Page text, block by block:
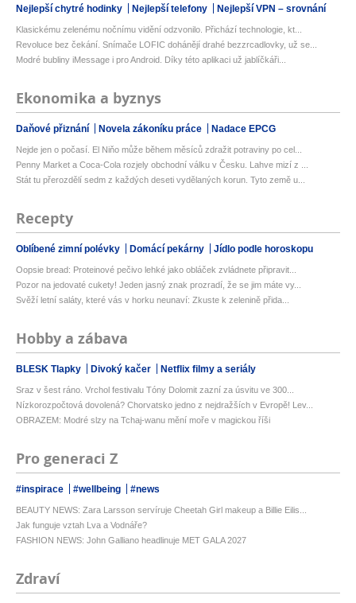
Nejlepší chytré hodinky Nejlepší telefony Nejlepší VPN – srovnání
Klasickému zelenému nočnímu vidění odzvonilo. Přichází technologie, kt...
Revoluce bez čekání. Snímače LOFIC dohánějí drahé bezzrcadlovky, už se...
Modré bubliny iMessage i pro Android. Díky této aplikaci už jablíčkáři...
Ekonomika a byznys
Daňové přiznání Novela zákoníku práce Nadace EPCG
Nejde jen o počasí. El Niňo může během měsíců zdražit potraviny po cel...
Penny Market a Coca-Cola rozjely obchodní válku v Česku. Lahve mizí z ...
Stát tu přerozdělí sedm z každých deseti vydělaných korun. Tyto země u...
Recepty
Oblíbené zimní polévky Domácí pekárny Jídlo podle horoskopu
Oopsie bread: Proteinové pečivo lehké jako obláček zvládnete připravit...
Pozor na jedovaté cukety! Jeden jasný znak prozradí, že se jim máte vy...
Svěží letní saláty, které vás v horku neunaví: Zkuste k zelenině přida...
Hobby a zábava
BLESK Tlapky Divoký kačer Netflix filmy a seriály
Sraz v šest ráno. Vrchol festivalu Tóny Dolomit zazní za úsvitu ve 300...
Nízkorozpočtová dovolená? Chorvatsko jedno z nejdražších v Evropě! Lev...
OBRAZEM: Modré slzy na Tchaj-wanu mění moře v magickou říši
Pro generaci Z
#inspirace #wellbeing #news
BEAUTY NEWS: Zara Larsson servíruje Cheetah Girl makeup a Billie Eilis...
Jak funguje vztah Lva a Vodnáře?
FASHION NEWS: John Galliano headlinuje MET GALA 2027
Zdraví